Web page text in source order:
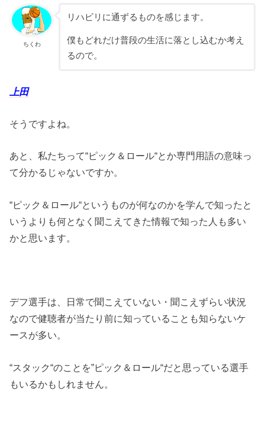
ちくわ
リハビリに通ずるものを感じます。
僕もどれだけ普段の生活に落とし込むか考え
るので。
上田
そうですよね。
あと、私たちって“ピック＆ロール“とか専門用語の意味っ
て分かるじゃないですか。
“ピック＆ロール“というものが何なのかを学んで知ったと
いうよりも何となく聞こえてきた情報で知った人も多い
かと思います。
デフ選手は、日常で聞こえていない・聞こえずらい状況
なので健聴者が当たり前に知っていることも知らないケ
ースが多い。
“スタック“のことを”ピック＆ロール“だと思っている選手
もいるかもしれません。